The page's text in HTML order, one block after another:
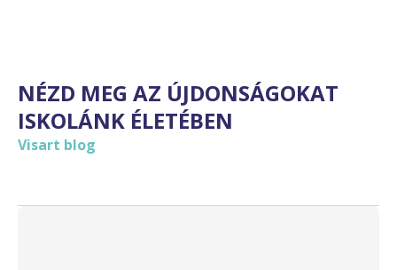
NÉZD MEG AZ ÚJDONSÁGOKAT
ISKOLÁNK ÉLETÉBEN
Visart blog